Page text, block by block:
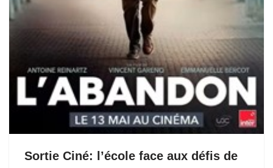
Sortie Ciné: l’école face aux défis de